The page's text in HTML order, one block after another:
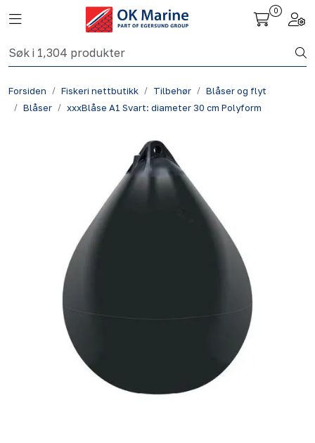
Skip to main content
Toggle navigation
0
Forsiden Fiskeri nettbutikk Tilbehør
Blåser og flyt
Blåser
xxxBlåse A1 Svart: diameter 30 cm Polyform
Fiskeri nettbutikk
Havbruk